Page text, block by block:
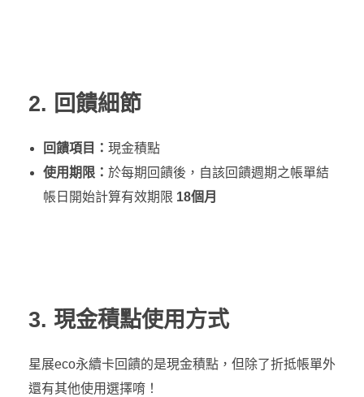
2. 回饋細節
回饋項目： 現金積點
使用期限： 於每期回饋後，自該回饋週期之帳單結
帳日開始計算有效期限 18個月
3. 現金積點使用方式
星展eco永續卡回饋的是現金積點，但除了折抵帳單外
還有其他使用選擇唷！